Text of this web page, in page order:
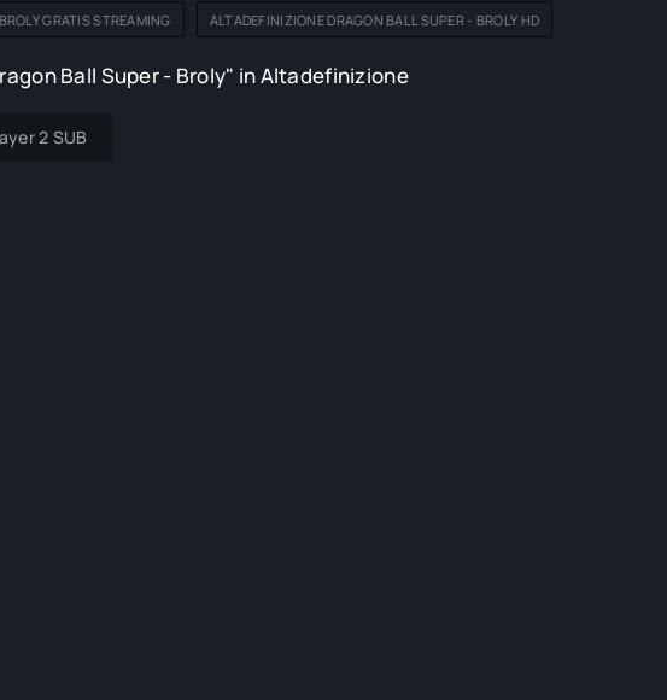
GRATIS STREAMING ALTADEFINIZIONE DRAGON BALL SUPER - BROLY HD
Ball Super - Broly" in Altadefinizione
2 SUB